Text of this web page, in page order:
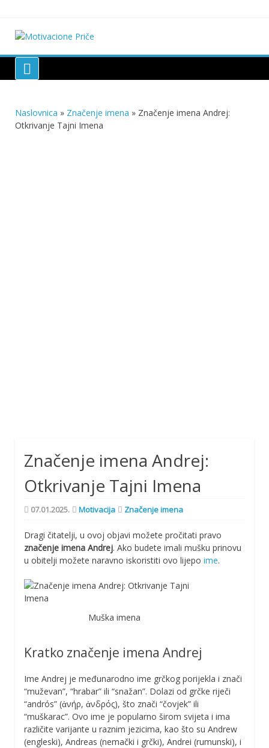
content
Motivacione Priče
Naslovnica » Značenje imena » Značenje imena Andrej:
Otkrivanje Tajni Imena
Značenje imena Andrej:
Otkrivanje Tajni Imena
07.01.2025. Motivacija Značenje imena
Dragi čitatelji, u ovoj objavi možete pročitati pravo
značenje imena Andrej. Ako budete imali mušku prinovu
u obitelji možete naravno iskoristiti ovo lijepo ime.
Muška imena
Kratko značenje imena Andrej
Ime Andrej je međunarodno ime grčkog porijekla i znači
“muževan”, “hrabar” ili “snažan”. Dolazi od grčke riječi
“andrós” (ἀνήρ, ἀνδρός), što znači “čovjek” ili
“muškarac”. Ovo ime je popularno širom svijeta i ima
različite varijante u raznim jezicima, kao što su Andrew
(engleski), Andreas (nemački i grčki), Andrei (rumunski), i